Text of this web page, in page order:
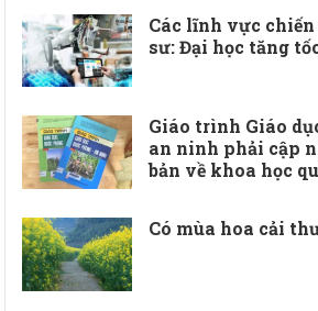
Các lĩnh vực
sư: Đại học tăng
Giáo trình Giáo
an ninh phải cập
bản về khoa học
Có mùa hoa cải